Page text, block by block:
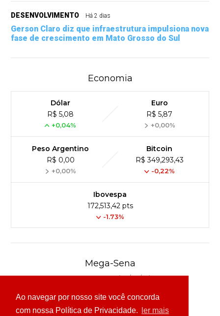
Ao navegar por nosso site você concorda
com nossa Política de Privacidade.
ler mais
DESENVOLVIMENTO Há 2 dias
Gerson Claro diz que infraestrutura impulsiona nova
fase de crescimento em Mato Grosso do Sul
Economia
Dólar
R$ 5,08
+0,04%
Euro
R$ 5,87
+0,00%
Peso Argentino
R$ 0,00
+0,00%
Bitcoin
R$ 349,293,43
-0,22%
Ibovespa
172,513,42 pts
-1.73%
Mega-Sena
Concurso 3041 (06/08/26)
16 21 24 31 43